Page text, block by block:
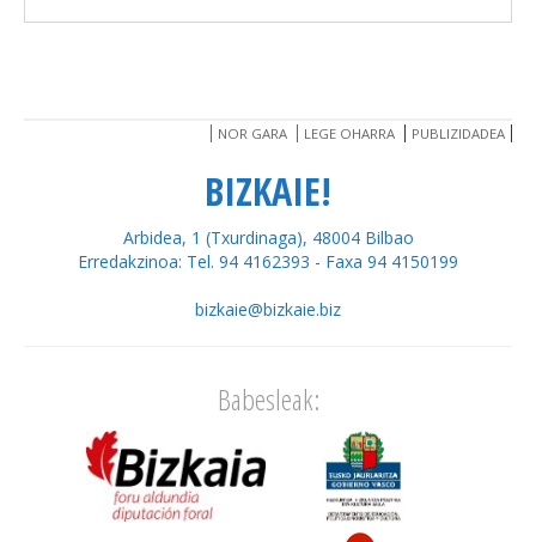
NOR GARA LEGE OHARRA PUBLIZIDADEA
BIZKAIE!
Arbidea, 1 (Txurdinaga), 48004 Bilbao
Erredakzinoa: Tel. 94 4162393 - Faxa 94 4150199
bizkaie@bizkaie.biz
Babesleak: